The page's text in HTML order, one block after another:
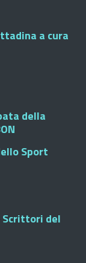
a cura
della
Sport
Scrittori del